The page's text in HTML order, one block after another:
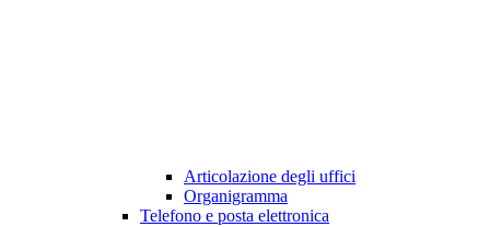
Articolazione degli uffici
Organigramma
Telefono e posta elettronica